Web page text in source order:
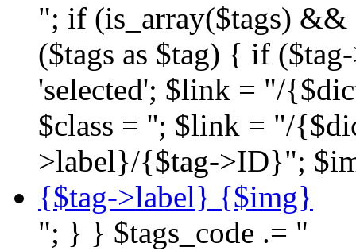
"; if (is_array($tags) &&
($tags as $tag) { if
'selected'; $link = "/
$class = ''; $link = "/
>label}/{$tag->ID}";
{$tag->label} {$img}
"; } } $tags_code .= "